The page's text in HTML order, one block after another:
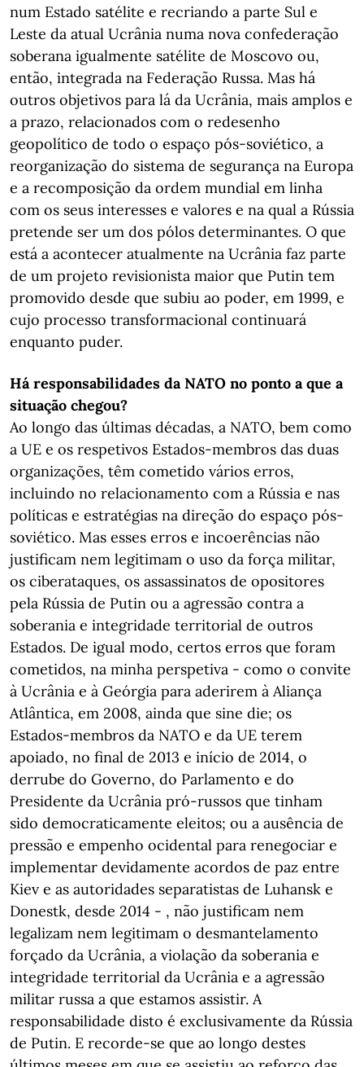
num Estado satélite e recriando a parte Sul e
Leste da atual Ucrânia numa nova confederação
soberana igualmente satélite de Moscovo ou,
então, integrada na Federação Russa. Mas há
outros objetivos para lá da Ucrânia, mais amplos e
a prazo, relacionados com o redesenho
geopolítico de todo o espaço pós-soviético, a
reorganização do sistema de segurança na Europa
e a recomposição da ordem mundial em linha
com os seus interesses e valores e na qual a Rússia
pretende ser um dos pólos determinantes. O que
está a acontecer atualmente na Ucrânia faz parte
de um projeto revisionista maior que Putin tem
promovido desde que subiu ao poder, em 1999, e
cujo processo transformacional continuará
enquanto puder.
Há responsabilidades da NATO no ponto a que a
situação chegou?
Ao longo das últimas décadas, a NATO, bem como
a UE e os respetivos Estados-membros das duas
organizações, têm cometido vários erros,
incluindo no relacionamento com a Rússia e nas
políticas e estratégias na direção do espaço pós-
soviético. Mas esses erros e incoerências não
justificam nem legitimam o uso da força militar,
os ciberataques, os assassinatos de opositores
pela Rússia de Putin ou a agressão contra a
soberania e integridade territorial de outros
Estados. De igual modo, certos erros que foram
cometidos, na minha perspetiva - como o convite
à Ucrânia e à Geórgia para aderirem à Aliança
Atlântica, em 2008, ainda que sine die; os
Estados-membros da NATO e da UE terem
apoiado, no final de 2013 e início de 2014, o
derrube do Governo, do Parlamento e do
Presidente da Ucrânia pró-russos que tinham
sido democraticamente eleitos; ou a ausência de
pressão e empenho ocidental para renegociar e
implementar devidamente acordos de paz entre
Kiev e as autoridades separatistas de Luhansk e
Donestk, desde 2014 - , não justificam nem
legalizam nem legitimam o desmantelamento
forçado da Ucrânia, a violação da soberania e
integridade territorial da Ucrânia e a agressão
militar russa a que estamos assistir. A
responsabilidade disto é exclusivamente da Rússia
de Putin. E recorde-se que ao longo destes